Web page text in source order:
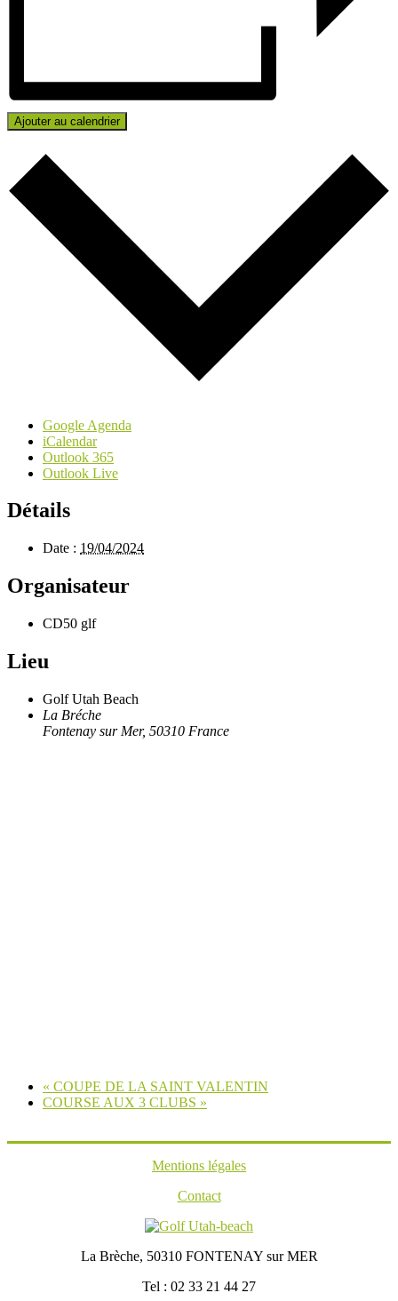
Ajouter au calendrier
Google Agenda
iCalendar
Outlook 365
Outlook Live
Détails
Date : 19/04/2024
Organisateur
CD50 glf
Lieu
Golf Utah Beach
La Bréche
Fontenay sur Mer, 50310 France
« COUPE DE LA SAINT VALENTIN
COURSE AUX 3 CLUBS »
Mentions légales
Contact
La Brèche, 50310 FONTENAY sur MER
Tel : 02 33 21 44 27